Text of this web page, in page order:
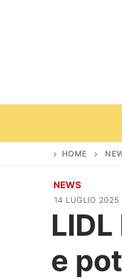
HOME
NEWS
14 LUGLIO 2025
e